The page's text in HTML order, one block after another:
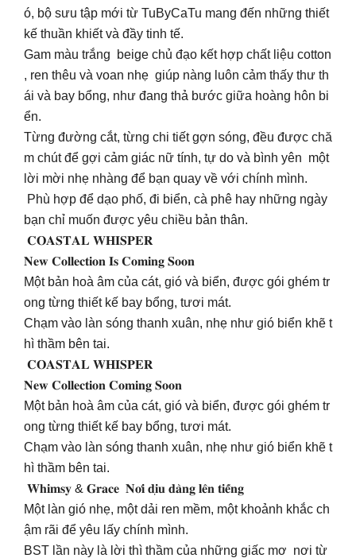
ó, bộ sưu tập mới từ TuByCaTu mang đến những thiết
kế thuần khiết và đầy tinh tế.
Gam màu trắng beige chủ đạo kết hợp chất liệu cotton
, ren thêu và voan nhẹ giúp nàng luôn cảm thấy thư th
ái và bay bổng, như đang thả bước giữa hoàng hôn bi
ển.
Từng đường cắt, từng chi tiết gợn sóng, đều được chă
m chút để gợi cảm giác nữ tính, tự do và bình yên một
lời mời nhẹ nhàng để bạn quay về với chính mình.
Phù hợp để dạo phố, đi biển, cà phê hay những ngày
bạn chỉ muốn được yêu chiều bản thân.
𝐂𝐎𝐀𝐒𝐓𝐀𝐋 𝐖𝐇𝐈𝐒𝐏𝐄𝐑
𝐍𝐞𝐰 𝐂𝐨𝐥𝐥𝐞𝐜𝐭𝐢𝐨𝐧 𝐈𝐬 𝐂𝐨𝐦𝐢𝐧𝐠 𝐒𝐨𝐨𝐧
Một bản hoà âm của cát, gió và biển, được gói ghém tr
ong từng thiết kế bay bổng, tươi mát.
Chạm vào làn sóng thanh xuân, nhẹ như gió biển khẽ t
hì thầm bên tai.
𝐂𝐎𝐀𝐒𝐓𝐀𝐋 𝐖𝐇𝐈𝐒𝐏𝐄𝐑
𝐍𝐞𝐰 𝐂𝐨𝐥𝐥𝐞𝐜𝐭𝐢𝐨𝐧 𝐂𝐨𝐦𝐢𝐧𝐠 𝐒𝐨𝐨𝐧
Một bản hoà âm của cát, gió và biển, được gói ghém tr
ong từng thiết kế bay bổng, tươi mát.
Chạm vào làn sóng thanh xuân, nhẹ như gió biển khẽ t
hì thầm bên tai.
𝐖𝐡𝐢𝐦𝐬𝐲 & 𝐆𝐫𝐚𝐜𝐞 𝐍𝐨̛𝐢 𝐝𝐢̣𝐮 𝐝𝐚̀𝐧𝐠 𝐥𝐞̂𝐧 𝐭𝐢𝐞̂́𝐧𝐠
Một làn gió nhẹ, một dải ren mềm, một khoảnh khắc ch
ậm rãi để yêu lấy chính mình.
BST lần này là lời thì thầm của những giấc mơ nơi từ